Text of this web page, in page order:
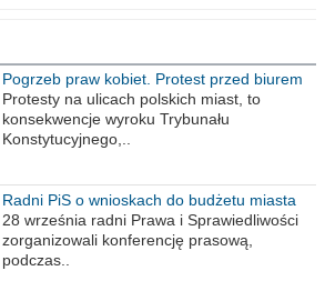
Pogrzeb praw kobiet. Protest przed biurem
poselskim PiS
Protesty na ulicach polskich miast, to
konsekwencje wyroku Trybunału
Konstytucyjnego,..
Radni PiS o wnioskach do budżetu miasta
na 2021 rok
28 września radni Prawa i Sprawiedliwości
zorganizowali konferencję prasową,
podczas..